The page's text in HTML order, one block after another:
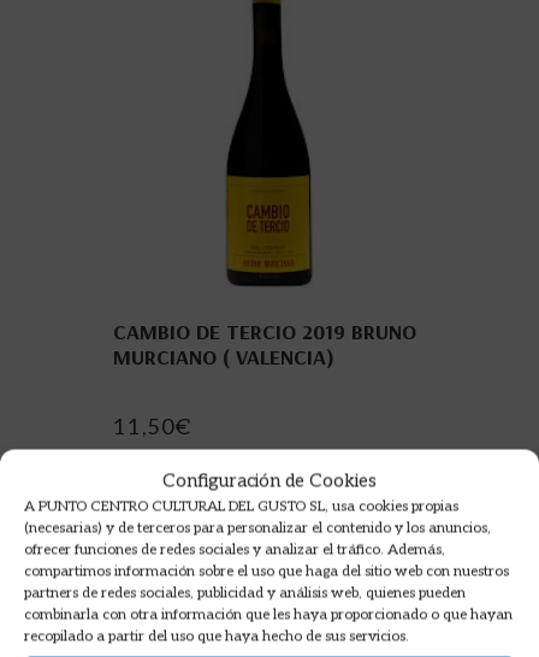
Configuración de Cookies
A PUNTO CENTRO CULTURAL DEL GUSTO SL, usa cookies propias
(necesarias) y de terceros para personalizar el contenido y los anuncios,
ofrecer funciones de redes sociales y analizar el tráfico. Además,
compartimos información sobre el uso que haga del sitio web con nuestros
partners de redes sociales, publicidad y análisis web, quienes pueden
combinarla con otra información que les haya proporcionado o que hayan
recopilado a partir del uso que haya hecho de sus servicios.
CAMBIO DE TERCIO 2019 BRUNO
MURCIANO ( VALENCIA)
11,50€
LEER MÁS